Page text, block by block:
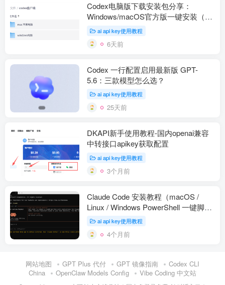
Codex电脑版下载安装包分享：
Windows/macOS官方版一键安装（附
网盘下载）
ai api key使用教程
6天前
Codex 一行配置启用最新版 GPT-
5.6：三款模型怎么选？
ai api key使用教程
25天前
DKAPI新手使用教程-国内openai兼容
中转接口apikey获取配置
ai api key使用教程
3个月前
Claude Code 安装教程（macOS /
Linux / Windows PowerShell 一键脚
本）【2026 最新】
ai api key使用教程
4个月前
网站地图 GPT Plus 代付 GPT 镜像指南
Codex CLI
China
OpenClaw Models Config Vibe Coding 中文站